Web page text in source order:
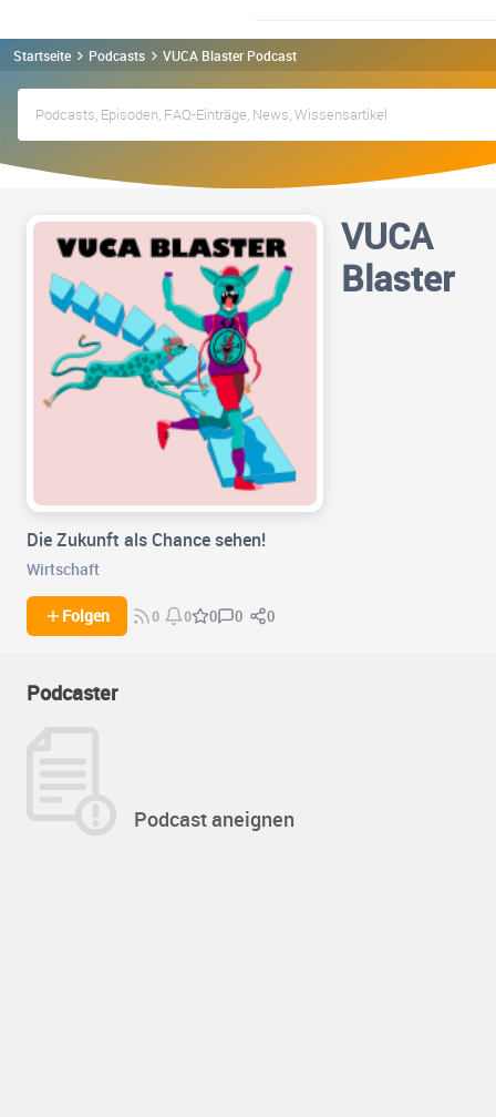
Startseite Podcasts VUCA Blaster Podcast
VUCA
Blaster
Die Zukunft als Chance sehen!
Wirtschaft
Folgen 0 0 0 0 0
Podcaster
Podcast aneignen